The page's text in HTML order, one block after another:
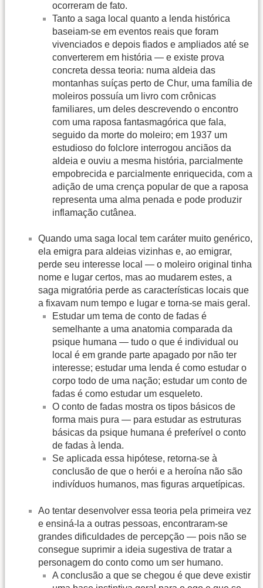
ocorreram de fato.
Tanto a saga local quanto a lenda histórica
baseiam-se em eventos reais que foram
vivenciados e depois fiados e ampliados até se
converterem em história — e existe prova
concreta dessa teoria: numa aldeia das
montanhas suíças perto de Chur, uma família de
moleiros possuía um livro com crônicas
familiares, um deles descrevendo o encontro
com uma raposa fantasmagórica que fala,
seguido da morte do moleiro; em 1937 um
estudioso do folclore interrogou anciãos da
aldeia e ouviu a mesma história, parcialmente
empobrecida e parcialmente enriquecida, com a
adição de uma crença popular de que a raposa
representa uma alma penada e pode produzir
inflamação cutânea.
Quando uma saga local tem caráter muito genérico,
ela emigra para aldeias vizinhas e, ao emigrar,
perde seu interesse local — o moleiro original tinha
nome e lugar certos, mas ao mudarem estes, a
saga migratória perde as características locais que
a fixavam num tempo e lugar e torna-se mais geral.
Estudar um tema de conto de fadas é
semelhante a uma anatomia comparada da
psique humana — tudo o que é individual ou
local é em grande parte apagado por não ter
interesse; estudar uma lenda é como estudar o
corpo todo de uma nação; estudar um conto de
fadas é como estudar um esqueleto.
O conto de fadas mostra os tipos básicos de
forma mais pura — para estudar as estruturas
básicas da psique humana é preferível o conto
de fadas à lenda.
Se aplicada essa hipótese, retorna-se à
conclusão de que o herói e a heroína não são
indivíduos humanos, mas figuras arquetípicas.
Ao tentar desenvolver essa teoria pela primeira vez
e ensiná-la a outras pessoas, encontraram-se
grandes dificuldades de percepção — pois não se
consegue suprimir a ideia sugestiva de tratar a
personagem do conto como um ser humano.
A conclusão a que se chegou é que deve existir